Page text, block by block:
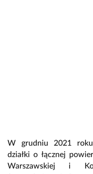
W grudniu 2021 roku
działki o łącznej
Warszawskiej i